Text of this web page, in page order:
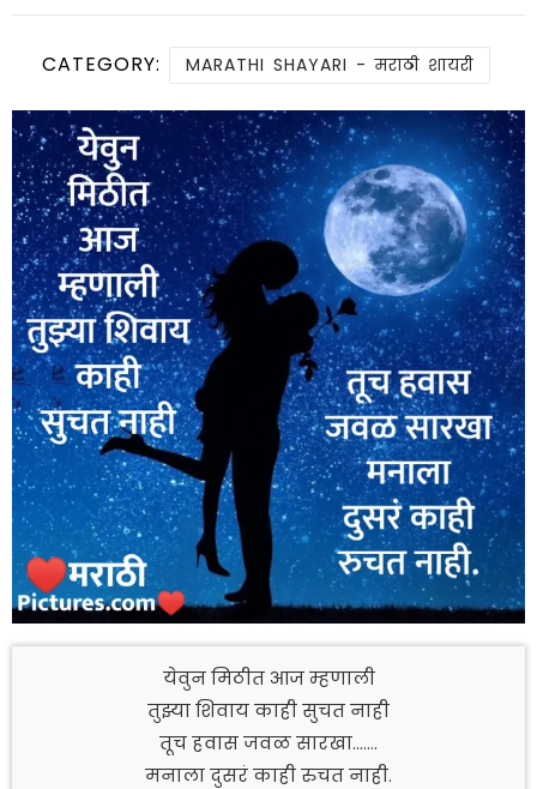
CATEGORY: MARATHI SHAYARI - मराठी शायरी
येवुन मिठीत आज म्हणाली
तुझ्या शिवाय काही सुचत नाही
तूच हवास जवळ सारखा…….
मनाला दुसरं काही रुचत नाही.